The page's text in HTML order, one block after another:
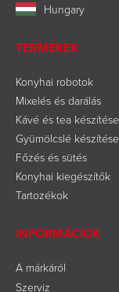
Hungary
TERMÉKEK
Konyhai robotok
Mixelés és darálás
Kávé és tea készítése
Gyümölcslé készítése
Főzés és sütés
Konyhai kiegészítők
Tartozékok
INFORMÁCIÓK
A márkáról
Szerviz